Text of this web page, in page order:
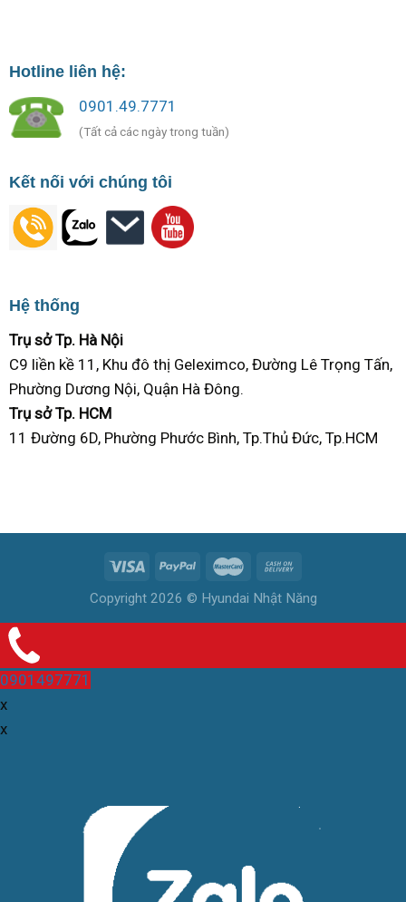
Hotline liên hệ:
0901.49.7771
(Tất cả các ngày trong tuần)
Kết nối với chúng tôi
Hệ thống
Trụ sở Tp. Hà Nội
C9 liền kề 11, Khu đô thị Geleximco, Đường Lê Trọng Tấn,
Phường Dương Nội, Quận Hà Đông.
Trụ sở Tp. HCM
11 Đường 6D, Phường Phước Bình, Tp.Thủ Đức, Tp.HCM
Copyright 2026 © Hyundai Nhật Năng
0901497771
x
x